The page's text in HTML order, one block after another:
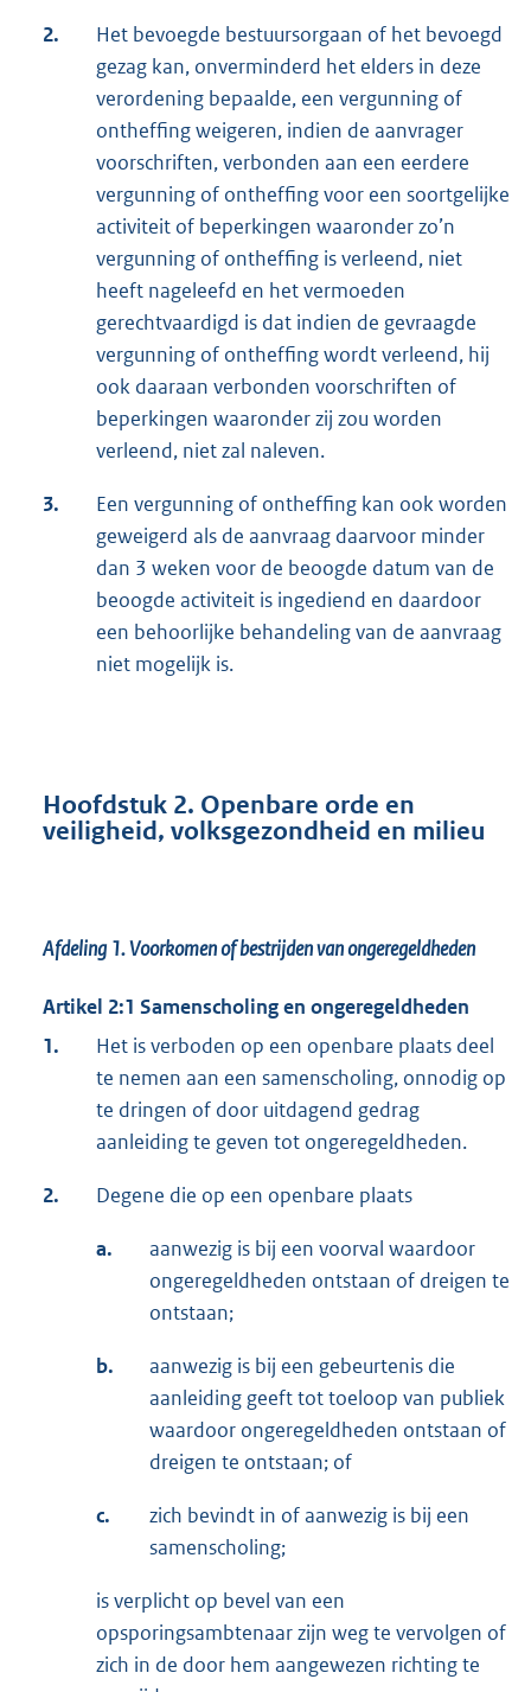
2.
Het bevoegde bestuursorgaan of het bevoegd
gezag kan, onverminderd het elders in deze
verordening bepaalde, een vergunning of
ontheffing weigeren, indien de aanvrager
voorschriften, verbonden aan een eerdere
vergunning of ontheffing voor een soortgelijke
activiteit of beperkingen waaronder zo’n
vergunning of ontheffing is verleend, niet
heeft nageleefd en het vermoeden
gerechtvaardigd is dat indien de gevraagde
vergunning of ontheffing wordt verleend, hij
ook daaraan verbonden voorschriften of
beperkingen waaronder zij zou worden
verleend, niet zal naleven.
3.
Een vergunning of ontheffing kan ook worden
geweigerd als de aanvraag daarvoor minder
dan 3 weken voor de beoogde datum van de
beoogde activiteit is ingediend en daardoor
een behoorlijke behandeling van de aanvraag
niet mogelijk is.
Hoofdstuk 2. Openbare orde en
veiligheid, volksgezondheid en milieu
Afdeling 1.Voorkomen of bestrijden van ongeregeldheden
Artikel 2:1 Samenscholing en ongeregeldheden
1.
Het is verboden op een openbare plaats deel
te nemen aan een samenscholing, onnodig op
te dringen of door uitdagend gedrag
aanleiding te geven tot ongeregeldheden.
2. Degene die op een openbare plaats
a.
aanwezig is bij een voorval waardoor
ongeregeldheden ontstaan of dreigen te
ontstaan;
b.
aanwezig is bij een gebeurtenis die
aanleiding geeft tot toeloop van publiek
waardoor ongeregeldheden ontstaan of
dreigen te ontstaan; of
c.
zich bevindt in of aanwezig is bij een
samenscholing;
is verplicht op bevel van een
opsporingsambtenaar zijn weg te vervolgen of
zich in de door hem aangewezen richting te